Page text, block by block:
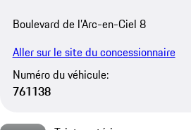
Boulevard de l’Arc-en-Ciel 8
Aller sur le site du concessionnaire
Numéro du véhicule:
761138